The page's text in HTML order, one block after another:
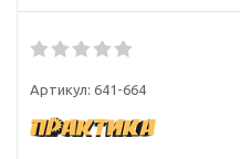
Артикул: 641-664